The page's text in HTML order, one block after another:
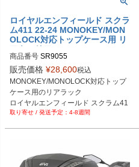
ロイヤルエンフィールド スクラ
ム411 22-24 MONOKEY/MON
OLOCK対応トップケース用 リ
アキャリア GIVI
商品番号 SR9055
販売価格 ¥28,600税込
MONOKEY/MONOLOCK対応トップ
ケース用のリアラック
ロイヤルエンフィールド スクラム41
1 22-24
4-8週間